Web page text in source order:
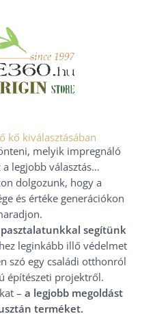
kő kiválasztásában
melyik impregnáló
legjobb választás…
dolgozunk, hogy a
és értéke generációkon
segítünk
leginkább illő védelmet
szó egy családi otthonról
építészeti projektről.
– a legjobb megoldást
terméket.